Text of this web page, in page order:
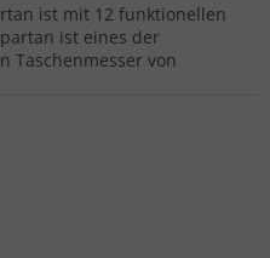
ist mit 12 funktionellen
ist eines der
Taschenmesser von